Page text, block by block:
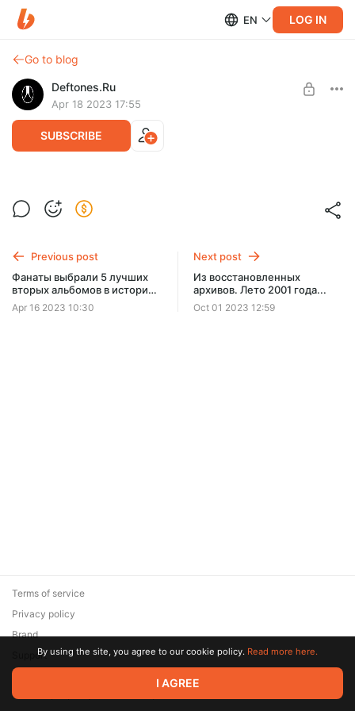
EN LOG IN
Go to blog
Deftones.Ru
Apr 18 2023 17:55
SUBSCRIBE
Чино Морено и Шон Лопез о
возвращении ††† (Crosses)
первые почти за десятилетие два своих новых трека, а
также будущее электронного дуэта
UNLOCK WITH DISCOUNT
$1.03 per month
Previous post
Фанаты выбрали 5 лучших
вторых альбомов в истории
хэви-метала
Apr 16 2023 10:30
Next post
Из восстановленных
архивов. Лето 2001 года...
Oct 01 2023 12:59
© 2026 Zaya Solutions Limited. All rights reserved. All trademarks
are the property of their respective owners.
Terms of service
Privacy policy
Brand
SupportBy using the site, you agree to our cookie policy. Read more here.
I AGREE